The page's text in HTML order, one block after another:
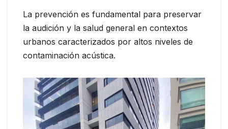
La prevención es fundamental para preservar
la audición y la salud general en contextos
urbanos caracterizados por altos niveles de
contaminación acústica.